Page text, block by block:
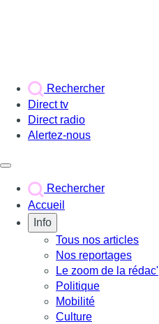
Rechercher
Direct tv
Direct radio
Alertez-nous
Rechercher
Accueil
Info
Tous nos articles
Nos reportages
Le zoom de la rédac'
Politique
Mobilité
Culture